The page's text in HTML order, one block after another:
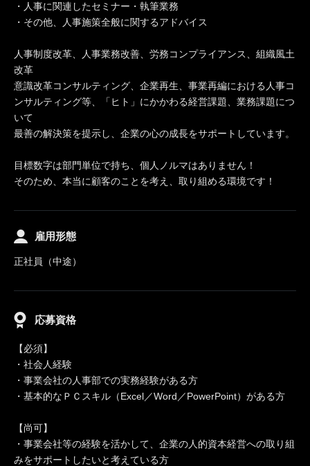
・人事に関連したセミナー・執筆業務
・その他、人事施策全般に関するアドバイス
人事制度改革、人事業務改善、労務コンプライアンス、組織風土
改革
意識改革コンサルティング、企業再生、事業再編における人事コ
ンサルティング等、「ヒト」にかかわる経営課題、業務課題につ
いて
最善の解決策を提示し、企業の心の成長をサポートしています。
目標数字は部門単位で持ち、個人ノルマはありません！
そのため、本当に顧客のことを考え、取り組める環境です！
雇用形態
正社員（中途）
応募資格
【必須】
・社会人経験
・事業会社の人事部での実務経験がある方
・基本的なＰＣスキル（Excel／Word／PowerPoint）がある方
【尚可】
・事業会社等の経験を活かして、企業の人的資本経営への取り組
みをサポートしたいと考えている方